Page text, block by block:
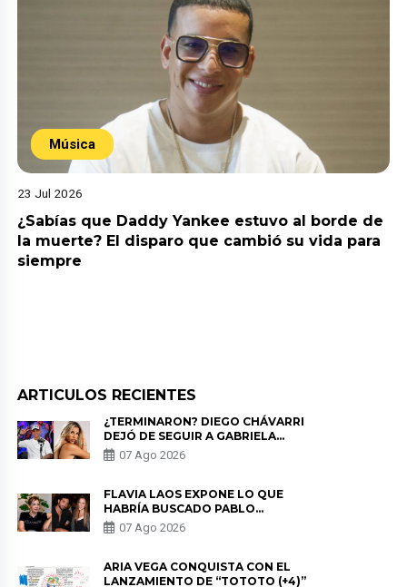
Música
23 Jul 2026
¿Sabías que Daddy Yankee estuvo al borde de
la muerte? El disparo que cambió su vida para
siempre
ARTICULOS RECIENTES
¿TERMINARON? DIEGO CHÁVARRI
DEJÓ DE SEGUIR A GABRIELA
HERRERA Y ANUNCIA SU SALIDA
DE PÓDCAST
07 Ago 2026
FLAVIA LAOS EXPONE LO QUE
HABRÍA BUSCADO PABLO
HEREDIA CON ALE FULLER: “UNA
DE LAS PARTES QUERÍA EL
07 Ago 2026
ARIA VEGA CONQUISTA CON EL
LANZAMIENTO DE “TOTOTO (+4)”